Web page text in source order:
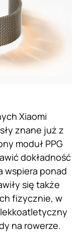
Xiaomi
znane już z
moduł PPG
dokładność
wspiera ponad
się także
fizycznie, w
na rowerze.